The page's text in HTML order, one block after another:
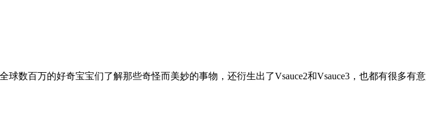
数百万的好奇宝宝们了解那些奇怪而美妙的事物，还衍生出了Vsauce2和Vsauce3，也都有很多有意